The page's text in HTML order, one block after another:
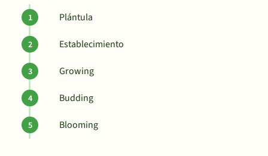
Plántula
Establecimiento
Growing
Budding
Blooming